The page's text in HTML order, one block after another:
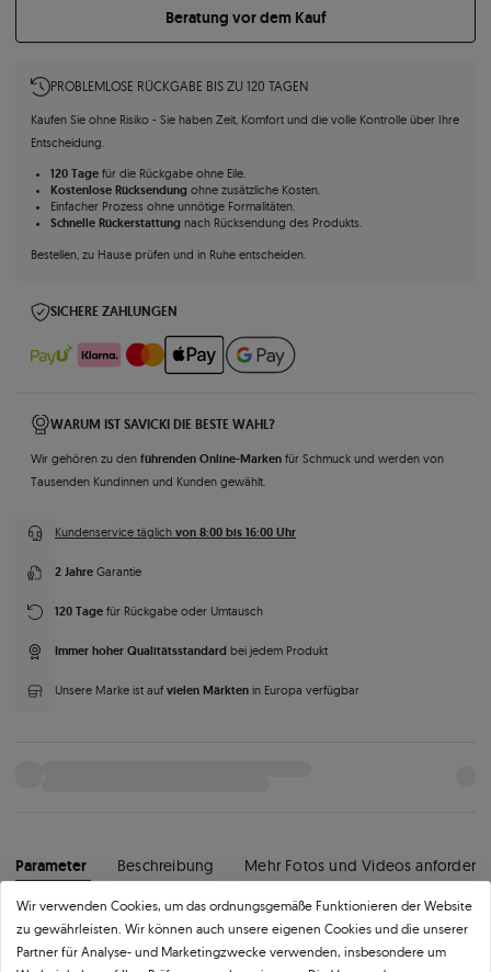
Beratung vor dem Kauf
PROBLEMLOSE RÜCKGABE BIS ZU 120 TAGEN
Kaufen Sie ohne Risiko - Sie haben Zeit, Komfort und die volle Kontrolle über Ihre
Entscheidung.
120 Tagefür die Rückgabe ohne Eile.
Kostenlose Rücksendungohne zusätzliche Kosten.
Einfacher Prozess ohne unnötige Formalitäten.
Schnelle Rückerstattungnach Rücksendung des Produkts.
Bestellen, zu Hause prüfen und in Ruhe entscheiden.
SICHERE ZAHLUNGEN
WARUM IST SAVICKI DIE BESTE WAHL?
Wir gehören zu den führenden Online-Marken für Schmuck und werden von
Tausenden Kundinnen und Kunden gewählt.
Kundenservice täglich von 8:00 bis 16:00 Uhr
2 Jahre Garantie
120 Tage für Rückgabe oder Umtausch
Immer hoher Qualitätsstandard bei jedem Produkt
Unsere Marke ist auf vielen Märkten in Europa verfügbar
Parameter Beschreibung Mehr Fotos und Videos anfordern
Produktkategorie
Wir verwenden Cookies, um das ordnungsgemäße Funktionieren der Website
zu gewährleisten. Wir können auch unsere eigenen Cookies und die unserer
Partner für Analyse- und Marketingzwecke verwenden, insbesondere um